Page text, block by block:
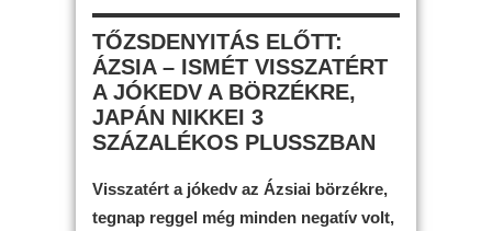
TŐZSDENYITÁS ELŐTT:
ÁZSIA – ISMÉT VISSZATÉRT
A JÓKEDV A BÖRZÉKRE,
JAPÁN NIKKEI 3
SZÁZALÉKOS PLUSSZBAN
Visszatért a jókedv az Ázsiai börzékre,
tegnap reggel még minden negatív volt,